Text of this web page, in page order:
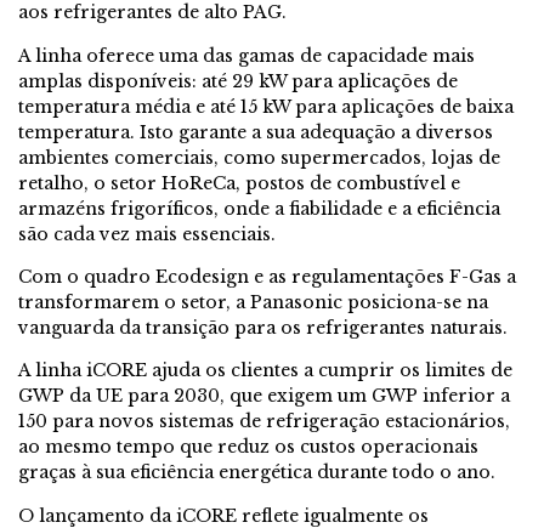
aos refrigerantes de alto PAG.
A linha oferece uma das gamas de capacidade mais
amplas disponíveis: até 29 kW para aplicações de
temperatura média e até 15 kW para aplicações de baixa
temperatura. Isto garante a sua adequação a diversos
ambientes comerciais, como supermercados, lojas de
retalho, o setor HoReCa, postos de combustível e
armazéns frigoríficos, onde a fiabilidade e a eficiência
são cada vez mais essenciais.
Com o quadro Ecodesign e as regulamentações F-Gas a
transformarem o setor, a Panasonic posiciona-se na
vanguarda da transição para os refrigerantes naturais.
A linha iCORE ajuda os clientes a cumprir os limites de
GWP da UE para 2030, que exigem um GWP inferior a
150 para novos sistemas de refrigeração estacionários,
ao mesmo tempo que reduz os custos operacionais
graças à sua eficiência energética durante todo o ano.
O lançamento da iCORE reflete igualmente os